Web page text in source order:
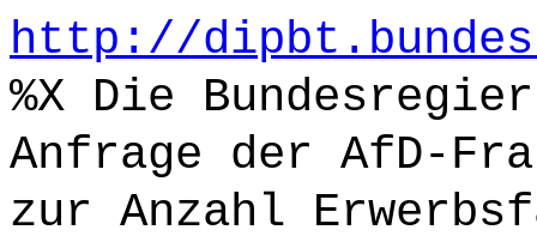
http://
%X Die
Anfrage der AfD-
zur Anzahl